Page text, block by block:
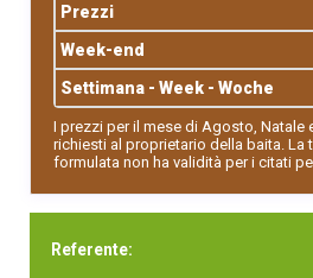
Prezzi
Week-end
Settimana - Week - Woche
I prezzi per il mese di Agosto, Natale
richiesti al proprietario della baita. La
formulata non ha validità per i citati
Referente: